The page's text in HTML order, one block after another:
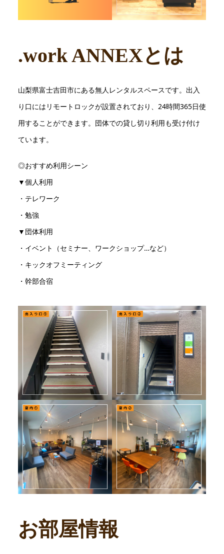
.work ANNEXとは
山梨県富士吉田市にある無人レンタルスペースです。出入
り口にはリモートロックが設置されており、24時間365日使
用することができます。団体での貸し切り利用も受け付け
ています。
◎おすすめ利用シーン
▼個人利用
・テレワーク
・勉強
▼団体利用
・イベント（セミナー、ワークショップ…など）
・キックオフミーティング
・幹部合宿
お部屋情報